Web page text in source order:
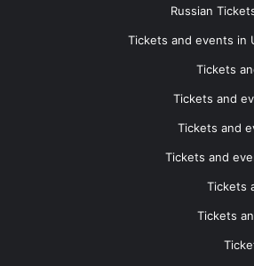
Russian
Tickets and events in
Tickets
Tickets and
Tickets and
Tickets and
Tickets
Tickets